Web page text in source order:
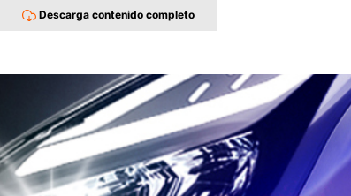
Descarga contenido completo